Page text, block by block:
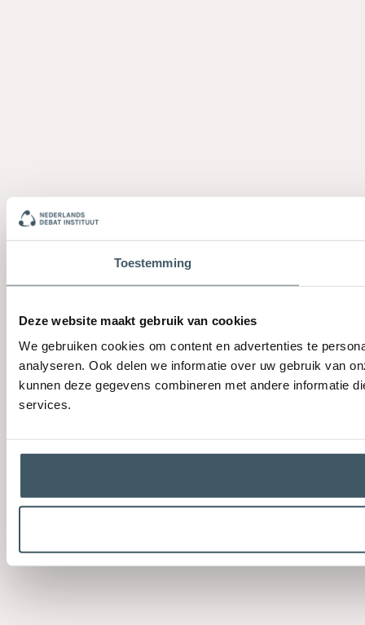
Toestemming
Deze website maakt gebruik van cookies
We gebruiken cookies om content en advertenties te
analyseren. Ook delen we informatie over uw gebruik van
kunnen deze gegevens combineren met andere informatie
services.